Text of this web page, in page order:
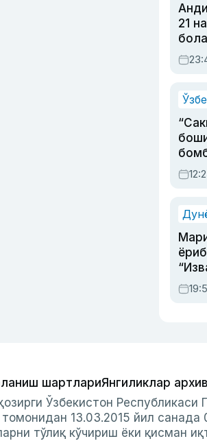
21
шартлариЯнгиликлар
Ўзбекистон Республикаси
13.03.2015 йил санада
тўлиқ кўчириш ёки қисман